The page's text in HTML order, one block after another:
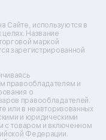
питания
Сайте, используются в
Название
маркой
зарегистрированной
правообладателям и
о
правообладателей.
или в неавторизованных
и юридическими
с товаром и включенном
Федерации.